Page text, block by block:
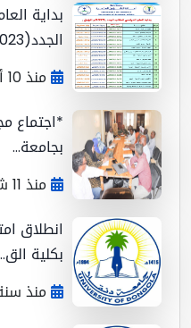
بداية العام
الجدد(2023م)...
منذ 10 أشهر
*اجتماع مجلس
بجامعة...
منذ 11 شهر
انطلاق
بكلية الق...
منذ سنة